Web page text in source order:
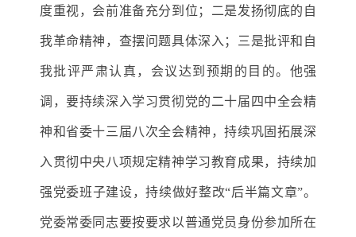
度重视，会前准备充分到位 ；二是发扬彻底的自
我革命精神 ， 查摆问题具体深入 ；三是批评和自
我批评严肃认真，会议达到预期的目的。 他强
调，要持续深入学习贯彻党的二十届四中全会精
神和省委十三届八次全会精神，持续巩固拓展深
入 贯彻中央八项规定精神学习教育成果， 持续加
强党委班子建设，持续做好整改“后半篇文章”。
党委常委同志要按要求以普通党员身份参加所在